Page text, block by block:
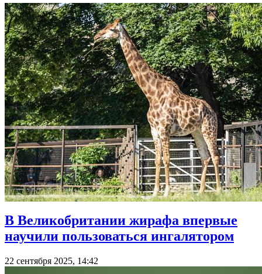
В Великобритании жирафа впервые
научили пользоваться ингалятором
22 сентября 2025, 14:42